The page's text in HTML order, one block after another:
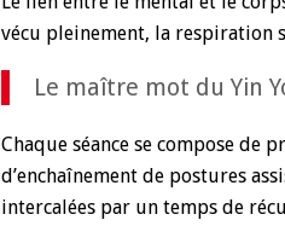
vécu pleinement, la respiration
Le maître mot du Yin
Chaque séance se compose de
d’enchaînement de postures
intercalées par un temps de